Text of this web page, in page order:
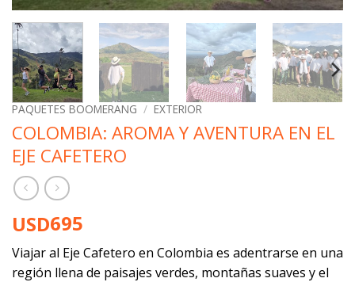
PAQUETES BOOMERANG / EXTERIOR
COLOMBIA: AROMA Y AVENTURA EN EL
EJE CAFETERO
USD695
Viajar al Eje Cafetero en Colombia es adentrarse en una
región llena de paisajes verdes, montañas suaves y el